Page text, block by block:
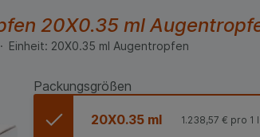
20X0.35 ml
Einheit: 20X0.35 ml Augentropfen
Packungsgrößen
20X0.35 ml 1.238,57 € pro 1 l